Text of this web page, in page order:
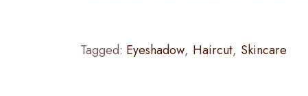
Tagged: Eyeshadow, Haircut, Skincare